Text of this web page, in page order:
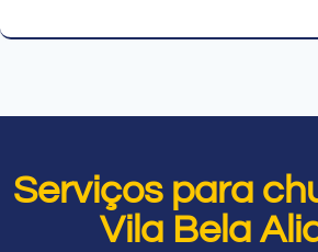
Serviços para
Vila Bela